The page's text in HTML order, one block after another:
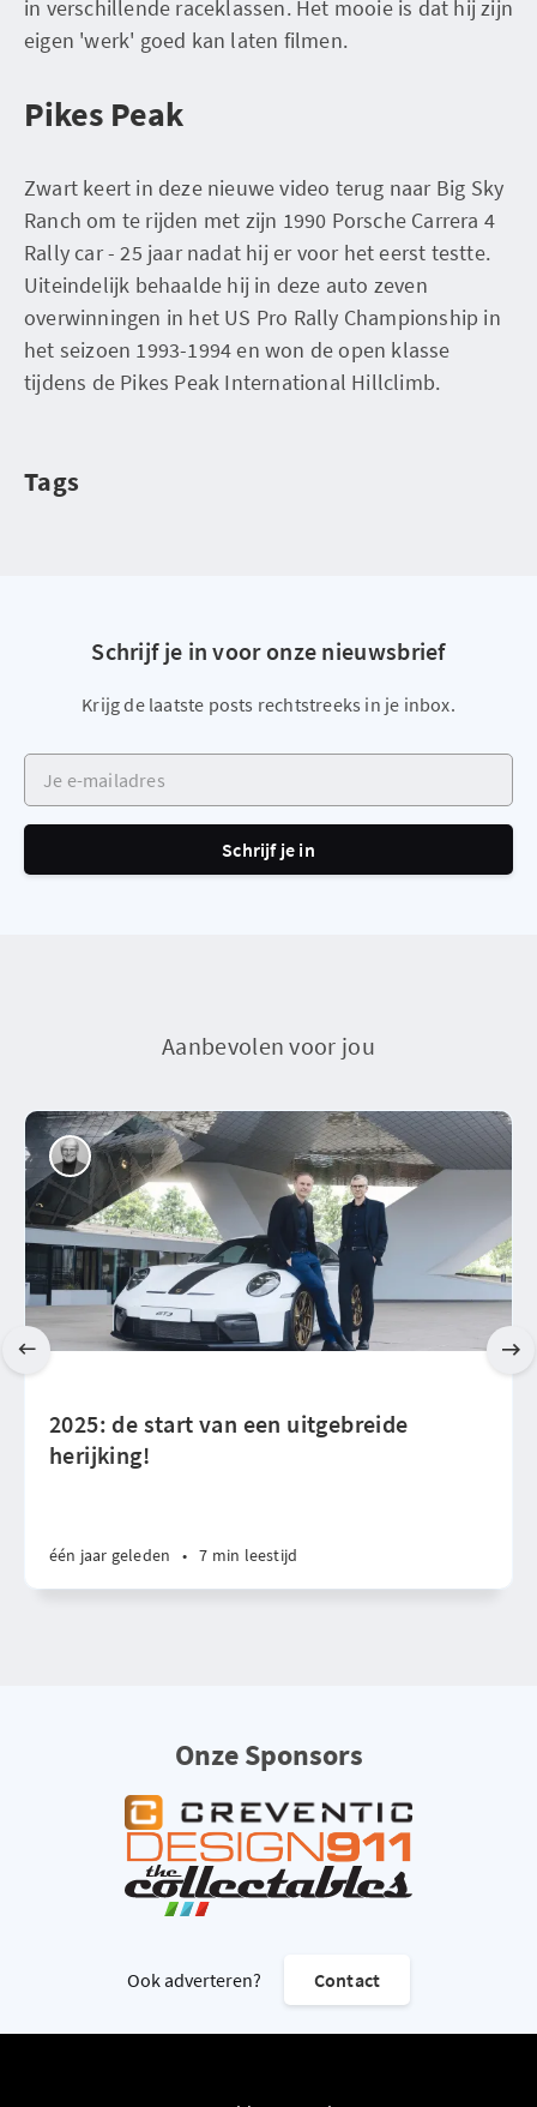
in verschillende raceklassen. Het mooie is dat hij zijn
eigen 'werk' goed kan laten filmen.
Pikes Peak
Zwart keert in deze nieuwe video terug naar Big Sky
Ranch om te rijden met zijn 1990 Porsche Carrera 4
Rally car - 25 jaar nadat hij er voor het eerst testte.
Uiteindelijk behaalde hij in deze auto zeven
overwinningen in het US Pro Rally Championship in
het seizoen 1993-1994 en won de open klasse
tijdens de Pikes Peak International Hillclimb.
Tags
Schrijf je in voor onze nieuwsbrief
Krijg de laatste posts rechtstreeks in je inbox.
Je e-mailadres
Schrijf je in
Aanbevolen voor jou
2025: de start van een uitgebreide
herijking!
één jaar geleden • 7 min leestijd
Onze Sponsors
Ook adverteren? Contact